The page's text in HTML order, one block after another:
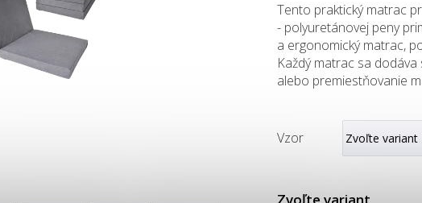
Vzor
Tento praktický matrac
- polyuretánovej peny
a ergonomický matrac,
Každý matrac sa
alebo premiestňovanie